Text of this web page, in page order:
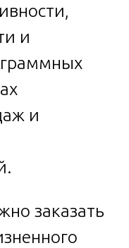
и
и
заказать